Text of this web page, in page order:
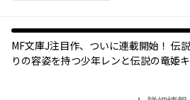
MF文庫J注目作、ついに連載開始！ 伝
りの容姿を持つ少年レンと伝説の竜姫